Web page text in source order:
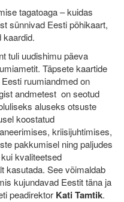
tagatoaga – kuidas
sünnivad Eesti põhikaart,
kaardid.
tuli uudishimu päeva
Täpsete kaartide
ruumiandmed on
andmetest on seotud
aluseks otsuste
koostatud
kriisijuhtimises,
pakkumisel ning paljudes
kvaliteetsed
kasutada. See võimaldab
kujundavad Eestit täna ja
peadirektor Kati Tamtik.